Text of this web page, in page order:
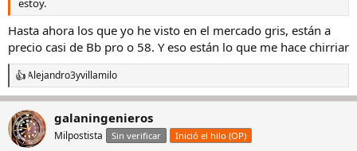
estoy.
Hasta ahora los que yo he visto en el mercado gris, están a
precio casi de Bb pro o 58. Y eso están lo que me hace chirriar
R
e
a
c
c
i
Alejandro3yvillamilo
galaningenieros
Milpostista Sin verificar Inició el hilo (OP)